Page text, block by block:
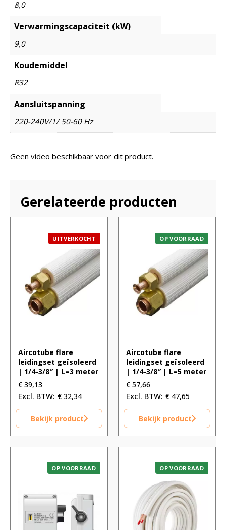
8,0
Verwarmingscapaciteit (kW)
9,0
Koudemiddel
R32
Aansluitspanning
220-240V/1/ 50-60 Hz
Geen video beschikbaar voor dit product.
Gerelateerde producten
UITVERKOCHT
Aircotube flare
leidingset geïsoleerd
| 1/4-3/8″ | L=3 meter
€ 39,13
€ 32,34
Bekijk product
OP VOORRAAD
Aircotube flare
leidingset geïsoleerd
| 1/4-3/8″ | L=5 meter
€ 57,66
€ 47,65
Bekijk product
OP VOORRAAD OP VOORRAAD